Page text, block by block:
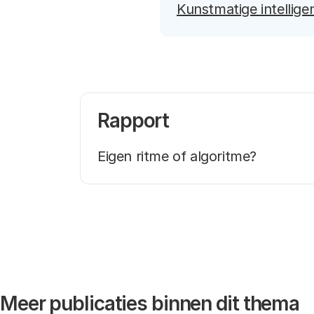
Kunstmatige
Rapport
Eigen ritme of algoritme?
Meer publicaties binnen dit thema